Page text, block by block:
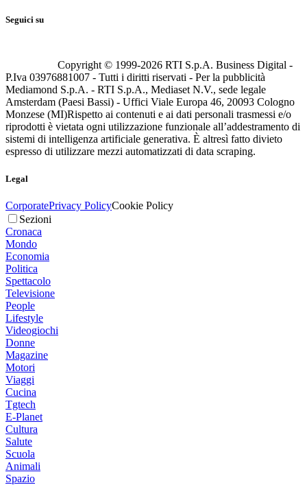
Seguici su
Copyright © 1999-2026 RTI S.p.A. Business Digital -
P.Iva 03976881007 - Tutti i diritti riservati - Per la pubblicità
Mediamond S.p.A. - RTI S.p.A., Mediaset N.V., sede legale
Amsterdam (Paesi Bassi) - Uffici Viale Europa 46, 20093 Cologno
Monzese (MI)Rispetto ai contenuti e ai dati personali trasmessi e/o
riprodotti è vietata ogni utilizzazione funzionale all’addestramento di
sistemi di intelligenza artificiale generativa. È altresì fatto divieto
espresso di utilizzare mezzi automatizzati di data scraping.
Legal
CorporatePrivacy PolicyCookie Policy
Sezioni
Cronaca
Mondo
Economia
Politica
Spettacolo
Televisione
People
Lifestyle
Videogiochi
Donne
Magazine
Motori
Viaggi
Cucina
Tgtech
E-Planet
Cultura
Salute
Scuola
Animali
Spazio